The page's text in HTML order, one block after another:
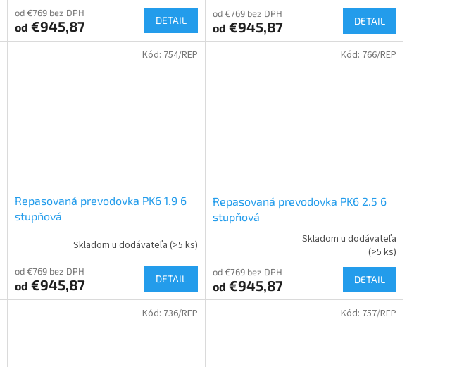
od €769 bez DPH
od €945,87 DETAIL
od €769 bez DPH
od €945,87 DETAIL
Repasovaná prevodovka PK6 1.9 6
stupňová
Skladom u dodávateľa (>5 ks)
od €769 bez DPH
od €945,87 DETAIL
Kód: 754/REP
Repasovaná prevodovka PK6 2.5 6
stupňová
produktu
je
5,0
Skladom u dodávateľa
(>5 ks)
od €769 bez DPH
od €945,87 DETAIL
Kód: 766/REP
Kód: 736/REP Kód: 757/REP